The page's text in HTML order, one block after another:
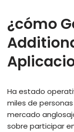
¿cómo
Ha estado
miles de
mercado
sobre participar